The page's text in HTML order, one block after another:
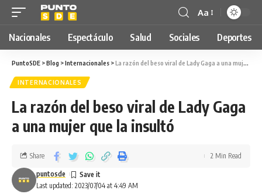
Aa
Nacionales Espectáculo Salud Sociales Deportes
PuntoSDE >Blog >Internacionales >La razón del beso viral de Lady Gaga a una mujer que la insultó
INTERNACIONALES
La razón del beso viral de Lady Gaga
a una mujer que la insultó
Last updated: 2023/07/04 at 4:49 AM
puntosde
Share 2 Min Read